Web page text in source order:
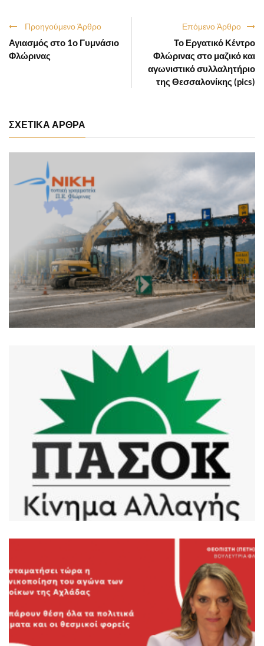
Επόμενο Άρθρο
Το Εργατικό Κέντρο
Φλώρινας στο μαζικό και
αγωνιστικό συλλαλητήριο
της Θεσσαλονίκης (pics)
Προηγούμενο Άρθρο
Αγιασμός στο 1ο Γυμνάσιο
Φλώρινας
ΣΧΕΤΙΚΑ ΑΡΘΡΑ